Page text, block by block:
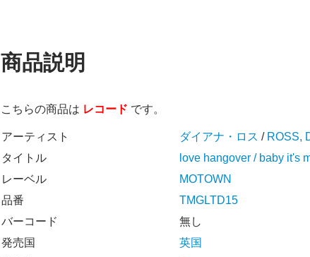
商品説明
こちらの商品は レコード です。
アーティスト ダイアナ・ロス / ROSS,
タイトル
love hangover / baby it's
レーベル
MOTOWN
品番
TMGLTD15
バーコード
無し
発売国
英国